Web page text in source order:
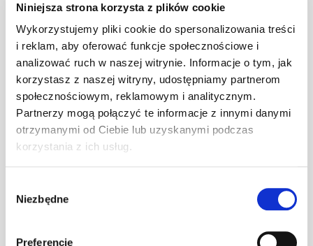
Niniejsza strona korzysta z plików cookie
Wykorzystujemy pliki cookie do spersonalizowania treści
i reklam, aby oferować funkcje społecznościowe i
analizować ruch w naszej witrynie. Informacje o tym, jak
korzystasz z naszej witryny, udostępniamy partnerom
społecznościowym, reklamowym i analitycznym.
Partnerzy mogą połączyć te informacje z innymi danymi
otrzymanymi od Ciebie lub uzyskanymi podczas
korzystania z ich usług.
zgody
Niezbędne
Preferencje
0,4 brąz kpl.
BD-350/30
kpl
SMART Ława
0,4 c.brąz kpl.
BD-350/30
kpl –